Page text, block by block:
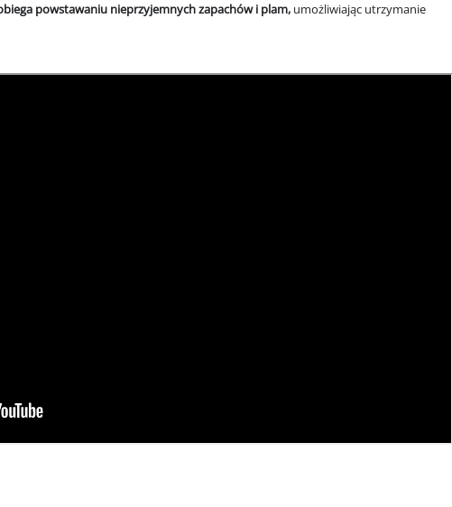
powstawaniu nieprzyjemnych zapachów i plam, umożliwiając utrzymanie